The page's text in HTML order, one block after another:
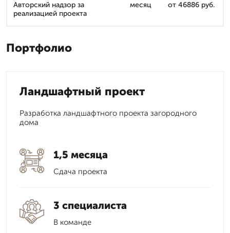
Авторский надзор за
реализацией проекта
месяц от 46886 руб.
Портфолио
Ландшафтный проект
Разработка ландшафтного проекта загородного
дома
1,5 месяца
Сдача проекта
3 специалиста
В команде